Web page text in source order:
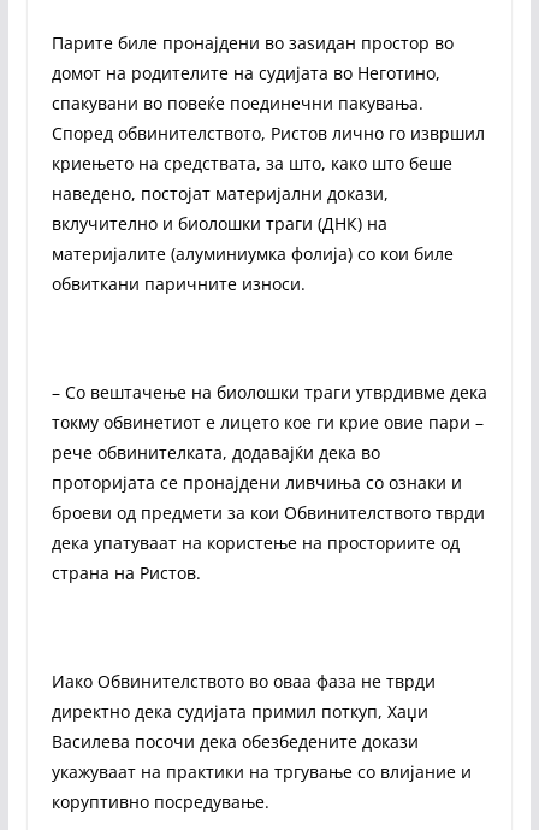
Парите биле пронајдени во заѕидан простор во
домот на родителите на судијата во Неготино,
спакувани во повеќе поединечни пакувања.
Според обвинителството, Ристов лично го извршил
криењето на средствата, за што, како што беше
наведено, постојат материјални докази,
вклучително и биолошки траги (ДНК) на
материјалите (алуминиумка фолија) со кои биле
обвиткани паричните износи.
– Со вештачење на биолошки траги утврдивме дека
токму обвинетиот е лицето кое ги крие овие пари –
рече обвинителката, додавајќи дека во
проторијата се пронајдени ливчиња со ознаки и
броеви од предмети за кои Обвинителството тврди
дека упатуваат на користење на просториите од
страна на Ристов.
Иако Обвинителството во оваа фаза не тврди
директно дека судијата примил поткуп, Хаџи
Василева посочи дека обезбедените докази
укажуваат на практики на тргување со влијание и
коруптивно посредување.